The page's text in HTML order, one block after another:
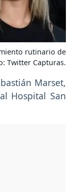
rutinario de
Twitter Capturas.
Marset,
Hospital San